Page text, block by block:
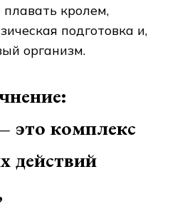
кролем,
подготовка и,
организм.
это комплекс
действий